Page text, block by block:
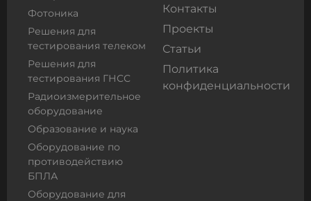
Фотоника
Решения для
тестирования телеком
Решения для
тестирования ГНСС
Радиоизмерительное
оборудование
Образование и наука
Оборудование по
противодействию
БПЛА
Оборудование для
Контакты
Проекты
Статьи
Политика
конфиденциальности